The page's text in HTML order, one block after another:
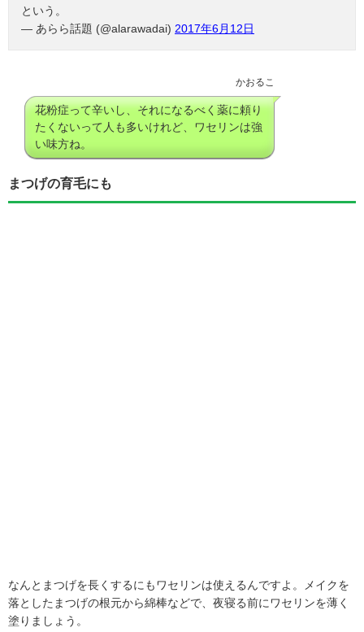
という。
— あらら話題 (@alarawadai) 2017年6月12日
かおるこ
花粉症って辛いし、それになるべく薬に頼り
たくないって人も多いけれど、ワセリンは強
い味方ね。
まつげの育毛にも
なんとまつげを長くするにもワセリンは使えるんですよ。メイクを
落としたまつげの根元から綿棒などで、夜寝る前にワセリンを薄く
塗りましょう。